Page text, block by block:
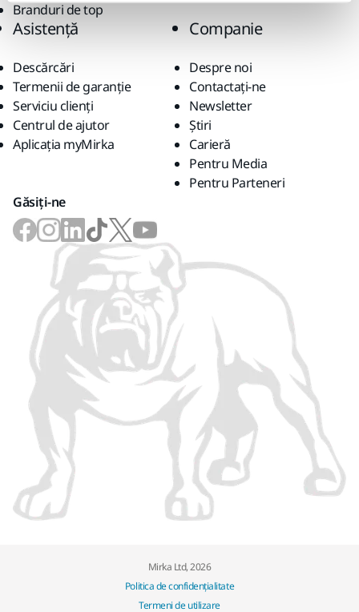
Branduri de top
Asistență
Descărcări
Termenii de garanție
Serviciu clienți
Centrul de ajutor
Aplicația myMirka
Companie
Despre noi
Contactaţi-ne
Newsletter
Știri
Carieră
Pentru Media
Pentru Parteneri
Găsiți-ne
Mirka Ltd, 2026
Politica de confidențialitate
Termeni de utilizare